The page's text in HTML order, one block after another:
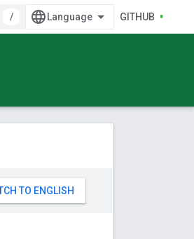
/ GITHUB